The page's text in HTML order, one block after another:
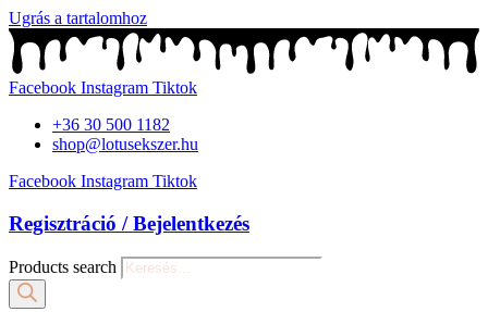
Ugrás a tartalomhoz
Facebook Instagram Tiktok
+36 30 500 1182
shop@lotusekszer.hu
Facebook Instagram Tiktok
Regisztráció / Bejelentkezés
Products search